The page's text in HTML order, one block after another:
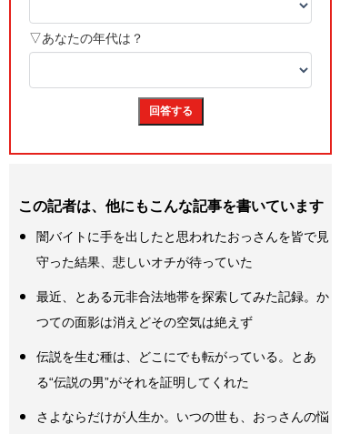
この記者は、他にもこんな記事を書いています
闇バイトに手を出したと思われたおっさんを皆で見
守った結果、悲しいオチが待っていた
最近、とある元非合法地帯を探索してみた記録。か
つての面影は消えどその空気は絶えず
伝説を生む種は、どこにでも転がっている。とあ
る“伝説の男”がそれを証明してくれた
さよならだけが人生か。いつの世も、おっさんの悩